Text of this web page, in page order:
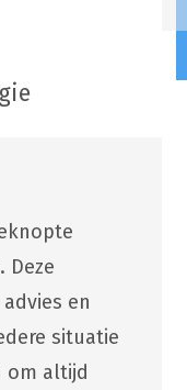
Deze
en
situatie
om altijd